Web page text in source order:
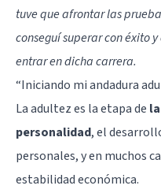
tuve que afrontar las
conseguí superar con éxito
entrar en dicha carrera.
“Iniciando mi andadura
La adultez es la etapa de
personalidad, el
personales, y en muchos
estabilidad económica.